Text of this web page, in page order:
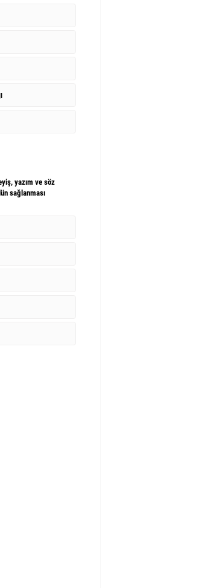
yazım ve söz
sağlanması